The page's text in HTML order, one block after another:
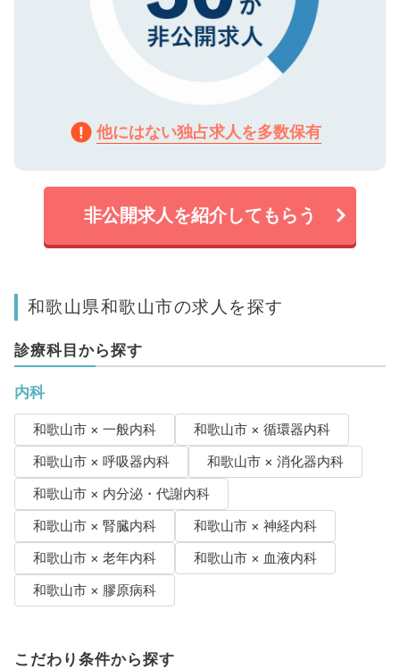
他にはない独占求人を多数保有
非公開求人を紹介してもらう
和歌山県和歌山市の求人を探す
診療科目から探す
内科
和歌山市 × 一般内科
和歌山市 × 循環器内科
和歌山市 × 呼吸器内科
和歌山市 × 消化器内科
和歌山市 × 内分泌・代謝内科
和歌山市 × 腎臓内科
和歌山市 × 神経内科
和歌山市 × 老年内科
和歌山市 × 血液内科
和歌山市 × 膠原病科
こだわり条件から探す